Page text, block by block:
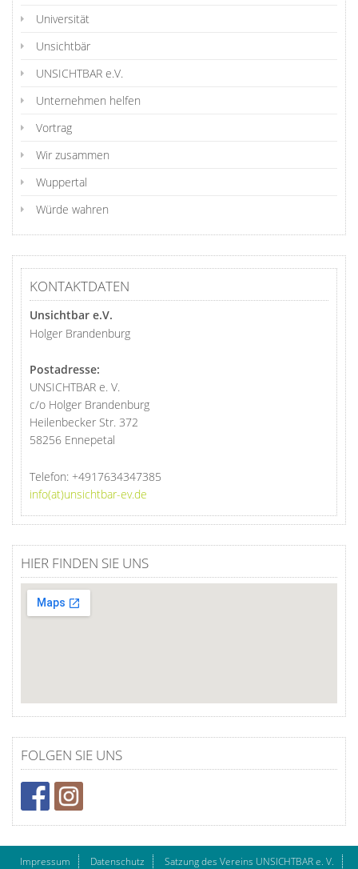
Universität
Unsichtbär
UNSICHTBAR e.V.
Unternehmen helfen
Vortrag
Wir zusammen
Wuppertal
Würde wahren
KONTAKTDATEN
Unsichtbar e.V.
Holger Brandenburg
Postadresse:
UNSICHTBAR e. V.
c/o Holger Brandenburg
Heilenbecker Str. 372
58256 Ennepetal
Telefon: +4917634347385
info(at)unsichtbar-ev.de
HIER FINDEN SIE UNS
FOLGEN SIE UNS
Impressum Datenschutz Satzung des Vereins UNSICHTBAR e. V.